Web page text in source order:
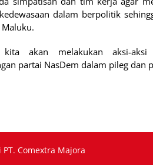
dalam berpolitik
kita akan melakukan aksi-
partai NasDem dalam pileg dan
Comextra Majora